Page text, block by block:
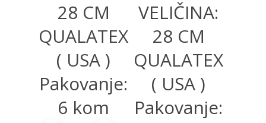
28 CM
QUALATEX
( USA )
Pakovanje:
6 kom
VELIČINA:
28 CM
QUALATEX
( USA )
Pakovanje: